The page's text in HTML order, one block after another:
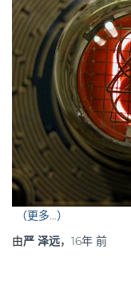
（更多…）
由严 泽远， 16年 前